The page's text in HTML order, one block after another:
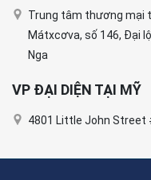
Trung tâm thương mại
Mátxcơva, số 146, Đại
Nga
VP ĐẠI DIỆN TẠI MỸ
4801 Little John Street